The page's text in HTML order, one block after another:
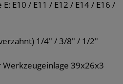
E10 / E11 / E12 / E14 / E16 /
1/4" / 3/8" / 1/2"
39x26x3